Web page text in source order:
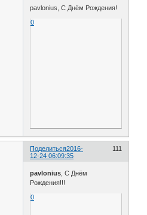
pavlonius, С Днём Рождения!
0
Поделиться 111
2016-
12-24 06:09:35
pavlonius , С Днём
Рождения!!!
0